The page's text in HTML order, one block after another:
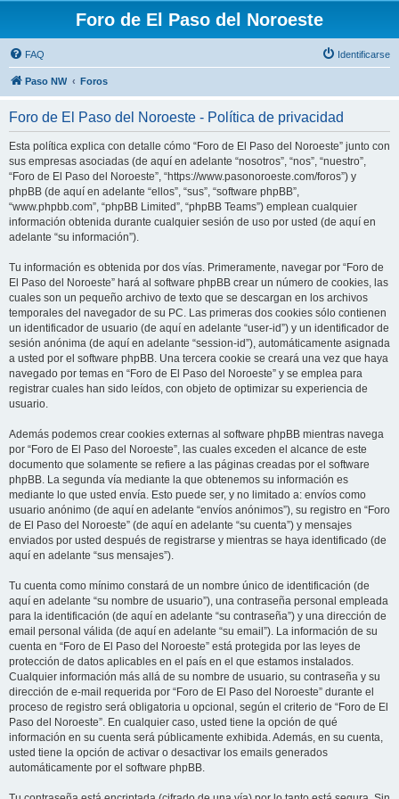
Foro de El Paso del Noroeste
FAQ Identificarse
Paso NW Foros
Foro de El Paso del Noroeste - Política de privacidad
Esta política explica con detalle cómo “Foro de El Paso del Noroeste” junto con
sus empresas asociadas (de aquí en adelante “nosotros”, “nos”, “nuestro”,
“Foro de El Paso del Noroeste”, “https://www.pasonoroeste.com/foros”) y
phpBB (de aquí en adelante “ellos”, “sus”, “software phpBB”,
“www.phpbb.com”, “phpBB Limited”, “phpBB Teams”) emplean cualquier
información obtenida durante cualquier sesión de uso por usted (de aquí en
adelante “su información”).
Tu información es obtenida por dos vías. Primeramente, navegar por “Foro de
El Paso del Noroeste” hará al software phpBB crear un número de cookies, las
cuales son un pequeño archivo de texto que se descargan en los archivos
temporales del navegador de su PC. Las primeras dos cookies sólo contienen
un identificador de usuario (de aquí en adelante “user-id”) y un identificador de
sesión anónima (de aquí en adelante “session-id”), automáticamente asignada
a usted por el software phpBB. Una tercera cookie se creará una vez que haya
navegado por temas en “Foro de El Paso del Noroeste” y se emplea para
registrar cuales han sido leídos, con objeto de optimizar su experiencia de
usuario.
Además podemos crear cookies externas al software phpBB mientras navega
por “Foro de El Paso del Noroeste”, las cuales exceden el alcance de este
documento que solamente se refiere a las páginas creadas por el software
phpBB. La segunda vía mediante la que obtenemos su información es
mediante lo que usted envía. Esto puede ser, y no limitado a: envíos como
usuario anónimo (de aquí en adelante “envíos anónimos”), su registro en “Foro
de El Paso del Noroeste” (de aquí en adelante “su cuenta”) y mensajes
enviados por usted después de registrarse y mientras se haya identificado (de
aquí en adelante “sus mensajes”).
Tu cuenta como mínimo constará de un nombre único de identificación (de
aquí en adelante “su nombre de usuario”), una contraseña personal empleada
para la identificación (de aquí en adelante “su contraseña”) y una dirección de
email personal válida (de aquí en adelante “su email”). La información de su
cuenta en “Foro de El Paso del Noroeste” está protegida por las leyes de
protección de datos aplicables en el país en el que estamos instalados.
Cualquier información más allá de su nombre de usuario, su contraseña y su
dirección de e-mail requerida por “Foro de El Paso del Noroeste” durante el
proceso de registro será obligatoria u opcional, según el criterio de “Foro de El
Paso del Noroeste”. En cualquier caso, usted tiene la opción de qué
información en su cuenta será públicamente exhibida. Además, en su cuenta,
usted tiene la opción de activar o desactivar los emails generados
automáticamente por el software phpBB.